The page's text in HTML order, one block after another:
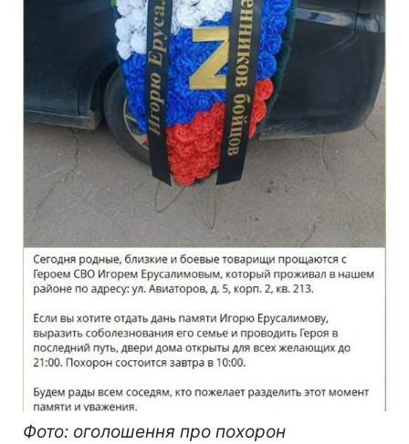
Фото: оголошення про похорон